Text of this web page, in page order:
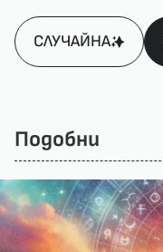
СЛУЧАЙНА
Подобни